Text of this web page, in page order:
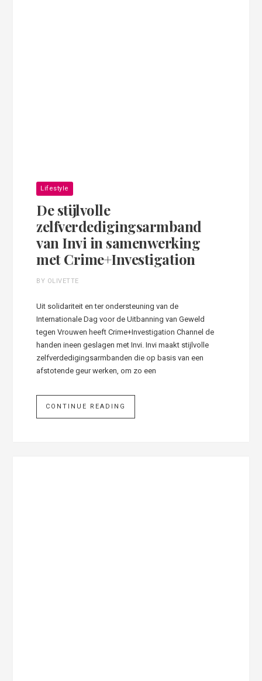
Lifestyle
De stijlvolle
zelfverdedigingsarmband
van Invi in samenwerking
met Crime+Investigation
BY OLIVETTE
Uit solidariteit en ter ondersteuning van de
Internationale Dag voor de Uitbanning van Geweld
tegen Vrouwen heeft Crime+Investigation Channel de
handen ineen geslagen met Invi. Invi maakt stijlvolle
zelfverdedigingsarmbanden die op basis van een
afstotende geur werken, om zo een
CONTINUE READING